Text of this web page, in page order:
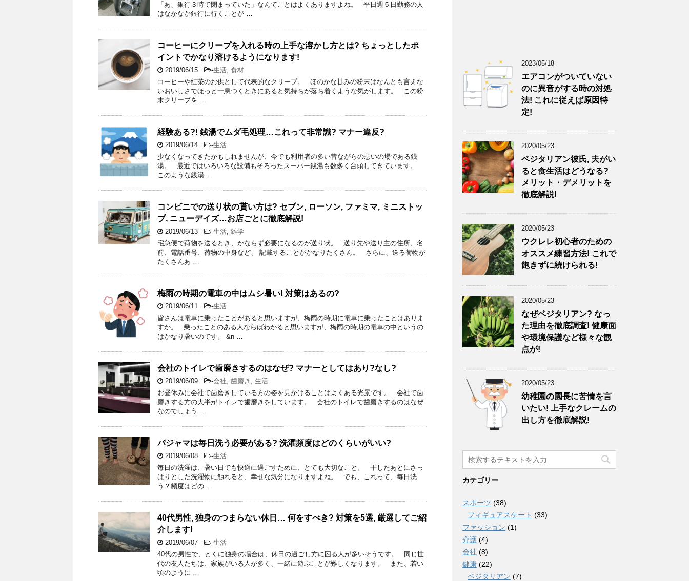
「あ、銀行３時で閉まっていた」なんてことはよくありますよね。 平日週５日勤務の人
はなかなか銀行に行くことが …
コーヒーにクリープを入れる時の上手な溶かし方とは? ちょっとしたポ
イントでかなり溶けるようになります!
2019/06/15 -生活, 食材
コーヒーや紅茶のお供として代表的なクリープ。 ほのかな甘みの粉末はなんとも言えな
いおいしさでほっと一息つくときにあると気持ちが落ち着くような気がします。 この粉
末クリープを …
経験ある?! 銭湯でムダ毛処理…これって非常識? マナー違反?
2019/06/14 -生活
少なくなってきたかもしれませんが、今でも利用者の多い昔ながらの憩いの場である銭
湯。 最近ではいろいろな設備もそろったスーパー銭湯も数多く台頭してきています。
このような銭湯 …
コンビニでの送り状の貰い方は? セブン, ローソン, ファミマ, ミニストッ
プ, ニューデイズ…お店ごとに徹底解説!
2019/06/13 -生活, 雑学
宅急便で荷物を送るとき、かならず必要になるのが送り状。 送り先や送り主の住所、名
前、電話番号、荷物の中身など、 記載することがかなりたくさん。 さらに、送る荷物が
たくさんあ …
梅雨の時期の電車の中はムシ暑い! 対策はあるの?
2019/06/11 -生活
皆さんは電車に乗ったことがあると思いますが、梅雨の時期に電車に乗ったことはありま
すか。 乗ったことのある人ならばわかると思いますが、梅雨の時期の電車の中というの
はかなり暑いのです。 &n …
会社のトイレで歯磨きするのはなぜ? マナーとしてはあり?なし?
2019/06/09 -会社, 歯磨き , 生活
お昼休みに会社で歯磨きしている方の姿を見かけることはよくある光景です。 会社で歯
磨きする方の大半がトイレで歯磨きをしています。 会社のトイレで歯磨きするのはなぜ
なのでしょう …
パジャマは毎日洗う必要がある? 洗濯頻度はどのくらいがいい?
2019/06/08 -生活
毎日の洗濯は、暑い日でも快適に過ごすために、とても大切なこと。 干したあとにさっ
ぱりとした洗濯物に触れると、幸せな気分になりますよね。 でも、これって、毎日洗
う？頻度はどの …
40代男性, 独身のつまらない休日… 何をすべき? 対策を5選, 厳選してご紹
介します!
2019/06/07 -生活
40代の男性で、とくに独身の場合は、休日の過ごし方に困る人が多いそうです。 同じ世
代の友人たちは、家族がいる人が多く、一緒に遊ぶことが難しくなります。 また、若い
頃のように …
2023/05/18
エアコンがついていない
のに異音がする時の対処
法! これに従えば原因特
定!
2020/05/23
ベジタリアン彼氏, 夫がい
ると食生活はどうなる?
メリット・デメリットを
徹底解説!
2020/05/23
ウクレレ初心者のための
オススメ練習方法! これで
飽きずに続けられる!
2020/05/23
なぜベジタリアン? なっ
た理由を徹底調査! 健康面
や環境保護など様々な観
点が!
2020/05/23
幼稚園の園長に苦情を言
いたい! 上手なクレームの
出し方を徹底解説!
カテゴリー
スポーツ (38)
フィギュアスケート (33)
ファッション (1)
介護 (4)
会社 (8)
健康 (22)
ベジタリアン (7)